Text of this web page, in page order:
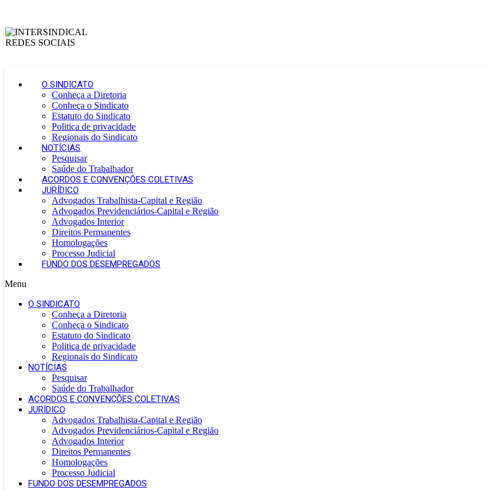
O SINDICATO
Conheça a Diretoria
Conheça o Sindicato
Estatuto do Sindicato
Politica de privacidade
Regionais do Sindicato
NOTÍCIAS
Pesquisar
Saúde do Trabalhador
ACORDOS E CONVENÇÕES COLETIVAS
JURÍDICO
Advogados Trabalhista-Capital e Região
Advogados Previdenciários-Capital e Região
Advogados Interior
Direitos Permanentes
Homologações
Processo Judicial
FUNDO DOS DESEMPREGADOS
Menu
O SINDICATO
Conheça a Diretoria
Conheça o Sindicato
Estatuto do Sindicato
Politica de privacidade
Regionais do Sindicato
NOTÍCIAS
Pesquisar
Saúde do Trabalhador
ACORDOS E CONVENÇÕES COLETIVAS
JURÍDICO
Advogados Trabalhista-Capital e Região
Advogados Previdenciários-Capital e Região
Advogados Interior
Direitos Permanentes
Homologações
Processo Judicial
FUNDO DOS DESEMPREGADOS